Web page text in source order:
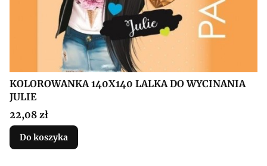
KOLOROWANKA 140X140 LALKA DO WYCINANIA
JULIE
Cena
22,08 zł
Do koszyka